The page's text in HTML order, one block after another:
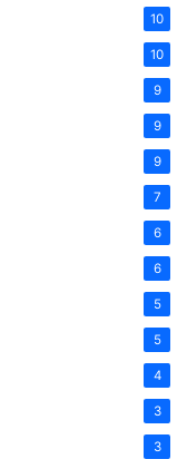
10
10
9
9
9
7
6
6
5
5
4
3
3